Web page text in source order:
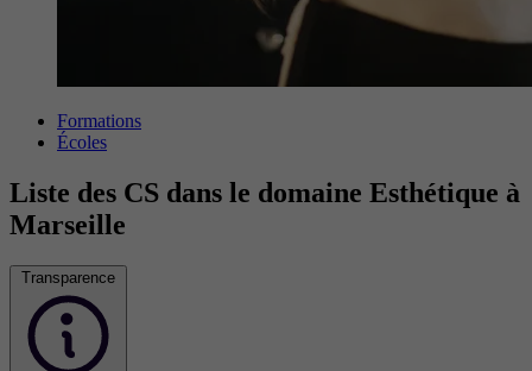
Formations
Écoles
Liste des CS dans le domaine Esthétique à
Marseille
Transparence